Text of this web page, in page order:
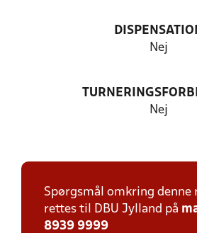
Nej
Nej
Spørgsmål omkring denne
rettes til DBU Jylland på
8939 9999